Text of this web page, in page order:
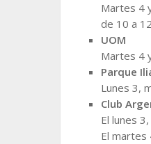
Martes 4
de 10 a
UOM
Martes 4
Parque
Lunes 3,
Club
El lunes
El martes